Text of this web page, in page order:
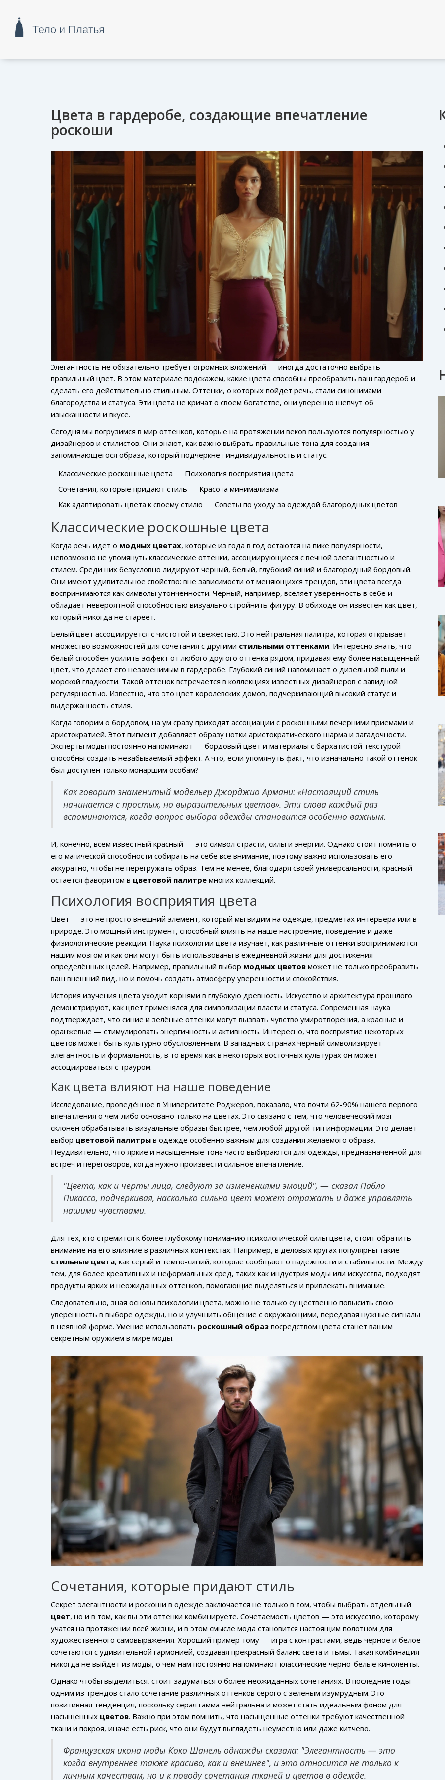
Цвета в гардеробе, создающие впечатление
роскоши
Элегантность не обязательно требует огромных вложений — иногда достаточно выбрать
правильный цвет. В этом материале подскажем, какие цвета способны преобразить ваш гардероб и
сделать его действительно стильным. Оттенки, о которых пойдет речь, стали синонимами
благородства и статуса. Эти цвета не кричат о своем богатстве, они уверенно шепчут об
изысканности и вкусе.
Сегодня мы погрузимся в мир оттенков, которые на протяжении веков пользуются популярностью у
дизайнеров и стилистов. Они знают, как важно выбрать правильные тона для создания
запоминающегося образа, который подчеркнет индивидуальность и статус.
Классические роскошные цвета
Психология восприятия цвета
Сочетания, которые придают стиль
Красота минимализма
Как адаптировать цвета к своему стилю
Советы по уходу за одеждой благородных цветов
Классические роскошные цвета
Когда речь идет о модных цветах, которые из года в год остаются на пике популярности,
невозможно не упомянуть классические оттенки, ассоциирующиеся с вечной элегантностью и
стилем. Среди них безусловно лидируют черный, белый, глубокий синий и благородный бордовый.
Они имеют удивительное свойство: вне зависимости от меняющихся трендов, эти цвета всегда
воспринимаются как символы утонченности. Черный, например, вселяет уверенность в себе и
обладает невероятной способностью визуально стройнить фигуру. В обиходе он известен как цвет,
который никогда не стареет.
Белый цвет ассоциируется с чистотой и свежестью. Это нейтральная палитра, которая открывает
множество возможностей для сочетания с другими стильными оттенками. Интересно знать, что
белый способен усилить эффект от любого другого оттенка рядом, придавая ему более насыщенный
цвет, что делает его незаменимым в гардеробе. Глубокий синий напоминает о дизельной пыли и
морской гладкости. Такой оттенок встречается в коллекциях известных дизайнеров с завидной
регулярностью. Известно, что это цвет королевских домов, подчеркивающий высокий статус и
выдержанность стиля.
Когда говорим о бордовом, на ум сразу приходят ассоциации с роскошными вечерними приемами и
аристократией. Этот пигмент добавляет образу нотки аристократического шарма и загадочности.
Эксперты моды постоянно напоминают — бордовый цвет и материалы с бархатистой текстурой
способны создать незабываемый эффект. А что, если упомянуть факт, что изначально такой оттенок
был доступен только монаршим особам?
Как говорит знаменитый модельер Джорджио Армани: «Настоящий стиль
начинается с простых, но выразительных цветов». Эти слова каждый раз
вспоминаются, когда вопрос выбора одежды становится особенно важным.
И, конечно, всем известный красный — это символ страсти, силы и энергии. Однако стоит помнить о
его магической способности собирать на себе все внимание, поэтому важно использовать его
аккуратно, чтобы не перегружать образ. Тем не менее, благодаря своей универсальности, красный
остается фаворитом в цветовой палитре многих коллекций.
Психология восприятия цвета
Цвет — это не просто внешний элемент, который мы видим на одежде, предметах интерьера или в
природе. Это мощный инструмент, способный влиять на наше настроение, поведение и даже
физиологические реакции. Наука психологии цвета изучает, как различные оттенки воспринимаются
нашим мозгом и как они могут быть использованы в ежедневной жизни для достижения
определённых целей. Например, правильный выбор модных цветов может не только преобразить
ваш внешний вид, но и помочь создать атмосферу уверенности и спокойствия.
История изучения цвета уходит корнями в глубокую древность. Искусство и архитектура прошлого
демонстрируют, как цвет применялся для символизации власти и статуса. Современная наука
подтверждает, что синие и зелёные оттенки могут вызвать чувство умиротворения, а красные и
оранжевые — стимулировать энергичность и активность. Интересно, что восприятие некоторых
цветов может быть культурно обусловленным. В западных странах черный символизирует
элегантность и формальность, в то время как в некоторых восточных культурах он может
ассоциироваться с трауром.
Как цвета влияют на наше поведение
Исследование, проведённое в Университете Роджеров, показало, что почти 62-90% нашего первого
впечатления о чем-либо основано только на цветах. Это связано с тем, что человеческий мозг
склонен обрабатывать визуальные образы быстрее, чем любой другой тип информации. Это делает
выбор цветовой палитры в одежде особенно важным для создания желаемого образа.
Неудивительно, что яркие и насыщенные тона часто выбираются для одежды, предназначенной для
встреч и переговоров, когда нужно произвести сильное впечатление.
"Цвета, как и черты лица, следуют за изменениями эмоций", — сказал Пабло
Пикассо, подчеркивая, насколько сильно цвет может отражать и даже управлять
нашими чувствами.
Для тех, кто стремится к более глубокому пониманию психологической силы цвета, стоит обратить
внимание на его влияние в различных контекстах. Например, в деловых кругах популярны такие
стильные цвета, как серый и тёмно-синий, которые сообщают о надёжности и стабильности. Между
тем, для более креативных и неформальных сред, таких как индустрия моды или искусства, подходят
продукты ярких и неожиданных оттенков, помогающие выделяться и привлекать внимание.
Следовательно, зная основы психологии цвета, можно не только существенно повысить свою
уверенность в выборе одежды, но и улучшить общение с окружающими, передавая нужные сигналы
в неявной форме. Умение использовать роскошный образ посредством цвета станет вашим
секретным оружием в мире моды.
Сочетания, которые придают стиль
Секрет элегантности и роскоши в одежде заключается не только в том, чтобы выбрать отдельный
цвет, но и в том, как вы эти оттенки комбинируете. Сочетаемость цветов — это искусство, которому
учатся на протяжении всей жизни, и в этом смысле мода становится настоящим полотном для
художественного самовыражения. Хороший пример тому — игра с контрастами, ведь черное и белое
сочетаются с удивительной гармонией, создавая прекрасный баланс света и тьмы. Такая комбинация
никогда не выйдет из моды, о чём нам постоянно напоминают классические черно-белые киноленты.
Однако чтобы выделиться, стоит задуматься о более неожиданных сочетаниях. В последние годы
одним из трендов стало сочетание различных оттенков серого с зеленым изумрудным. Это
позитивная тенденция, поскольку серая гамма нейтральна и может стать идеальным фоном для
насыщенных цветов. Важно при этом помнить, что насыщенные оттенки требуют качественной
ткани и покроя, иначе есть риск, что они будут выглядеть неуместно или даже китчево.
Французская икона моды Коко Шанель однажды сказала: "Элегантность — это
когда внутреннее также красиво, как и внешнее", и это относится не только к
личным качествам, но и к поводу сочетания тканей и цветов в одежде.